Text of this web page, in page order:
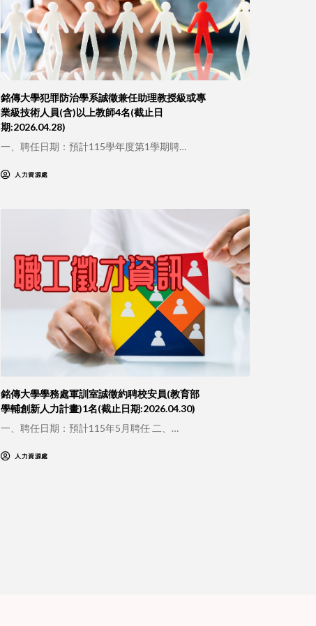
銘傳大學犯罪防治學系誠徵兼任助理教授級或專
業級技術人員(含)以上教師4名(截止日
期:2026.04.28)
一、聘任日期：預計115學年度第1學期聘…
人力資源處
銘傳大學學務處軍訓室誠徵約聘校安員(教育部
學輔創新人力計畫)1名(截止日期:2026.04.30)
一、聘任日期：預計115年5月聘任 二、…
人力資源處